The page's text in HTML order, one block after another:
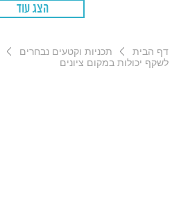
הצג עוד
דף הבית תכניות וקטעים נבחרים
לשקף יכולות במקום ציונים